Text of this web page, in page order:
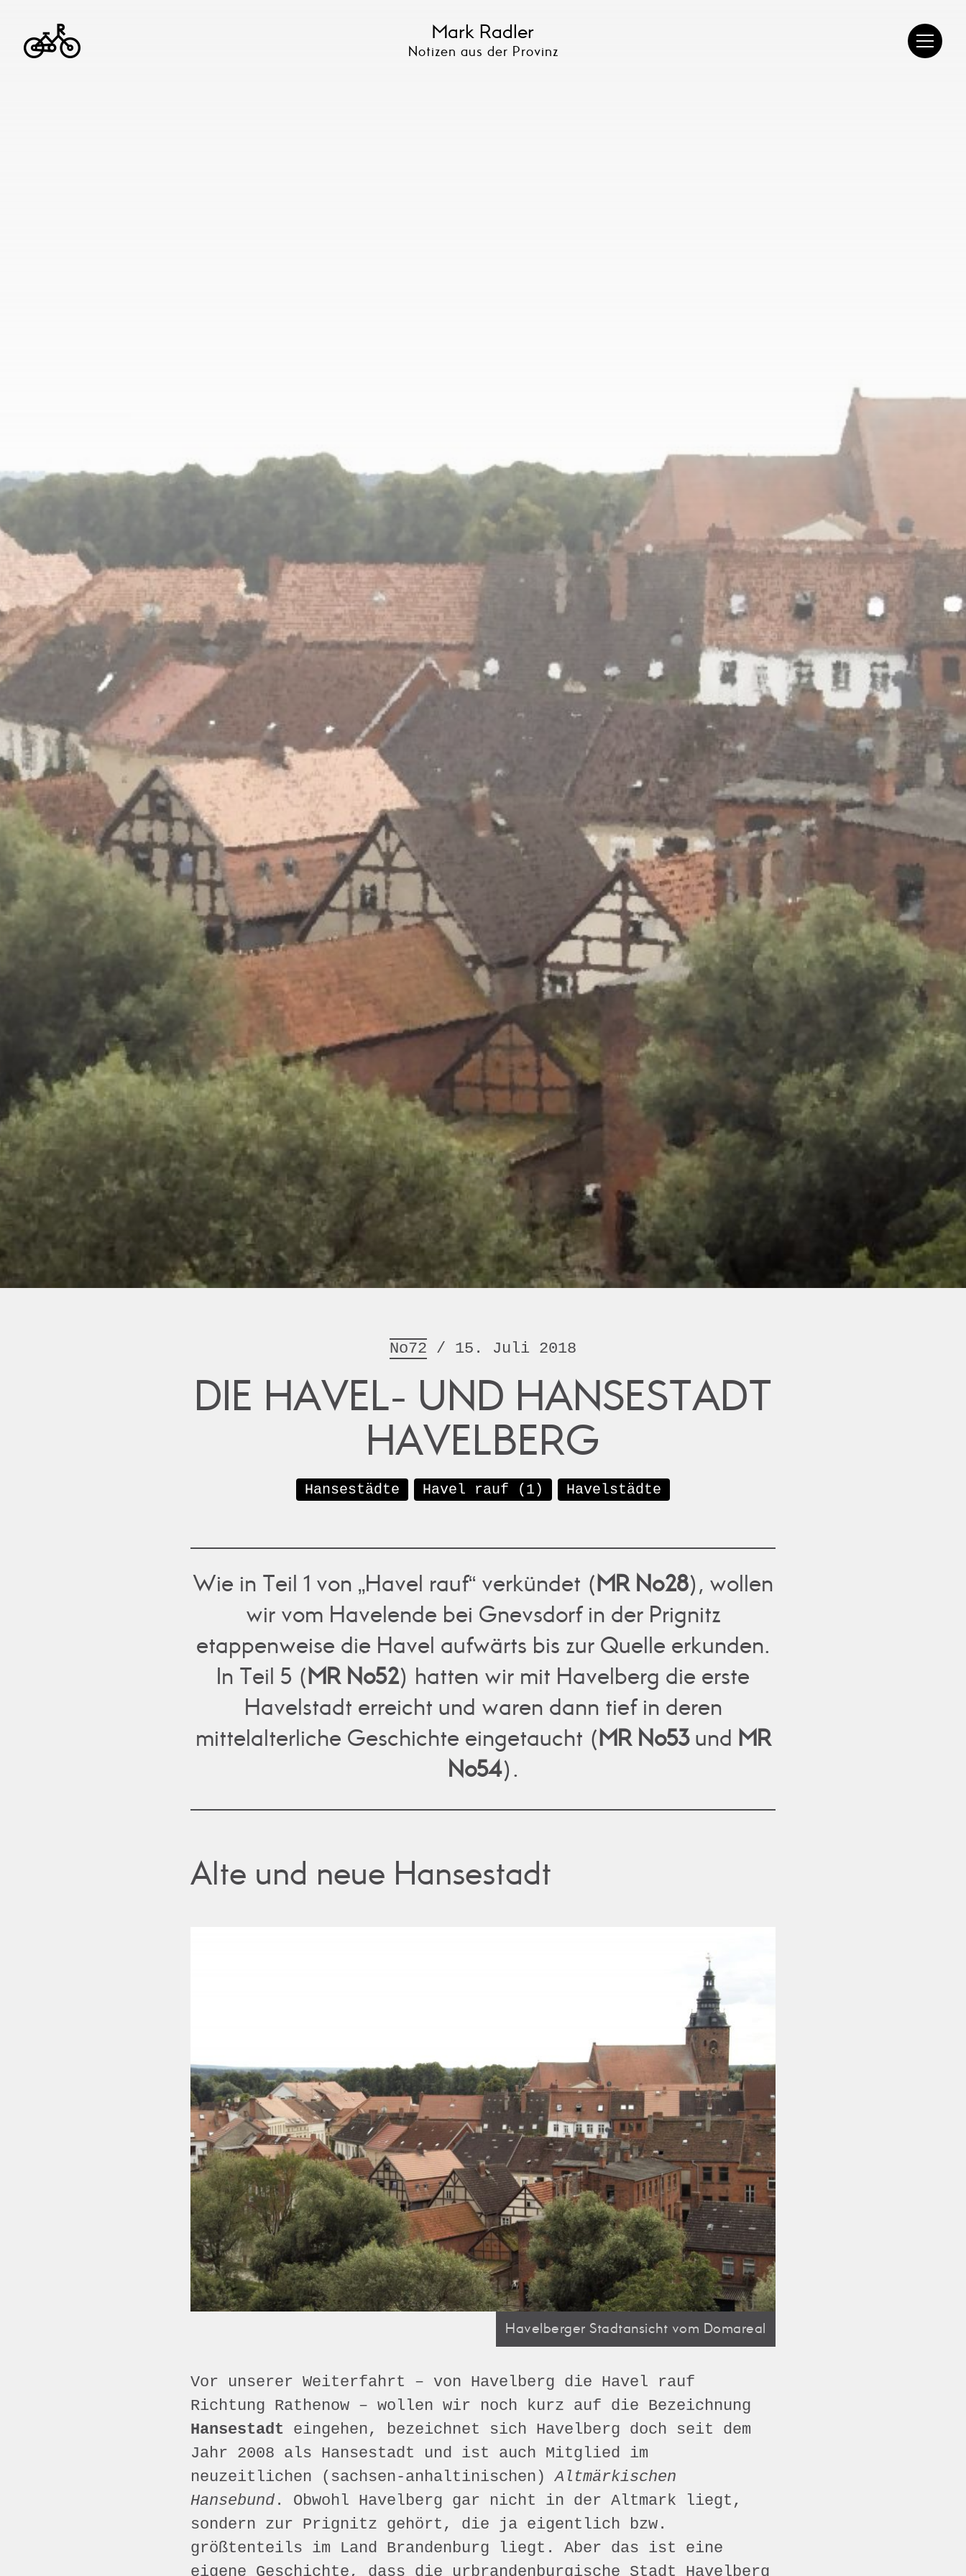
Mark Radler
Notizen aus der Provinz
No72 / 15. Juli 2018
DIE HAVEL- UND HANSESTADT
HAVELBERG
Hansestädte Havel rauf (1) Havelstädte
Wie in Teil 1 von „Havel rauf“ verkündet (MR No28), wollen
wir vom Havelende bei Gnevsdorf in der Prignitz
etappenweise die Havel aufwärts bis zur Quelle erkunden.
In Teil 5 (MR No52) hatten wir mit Havelberg die erste
Havelstadt erreicht und waren dann tief in deren
mittelalterliche Geschichte eingetaucht (MR No53und MR
No54).
Alte und neue Hansestadt
Havelberger Stadtansicht vom Domareal
Vor unserer Weiterfahrt – von Havelberg die Havel rauf
Richtung Rathenow – wollen wir noch kurz auf die Bezeichnung
Hansestadt eingehen, bezeichnet sich Havelberg doch seit dem
Jahr 2008 als Hansestadt und ist auch Mitglied im
neuzeitlichen (sachsen-anhaltinischen)Altmärkischen
Hansebund . Obwohl Havelberg gar nicht in der Altmark liegt,
sondern zur Prignitz gehört, die ja eigentlich bzw.
größtenteils im Land Brandenburg liegt. Aber das ist eine
eigene Geschichte, dass die urbrandenburgische Stadt Havelberg